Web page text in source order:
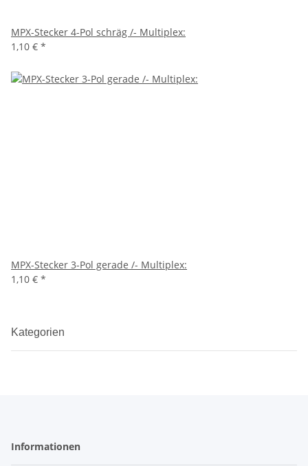
MPX-Stecker 4-Pol schräg /- Multiplex:
1,10 € *
MPX-Stecker 3-Pol gerade /- Multiplex:
1,10 € *
Kategorien
Informationen